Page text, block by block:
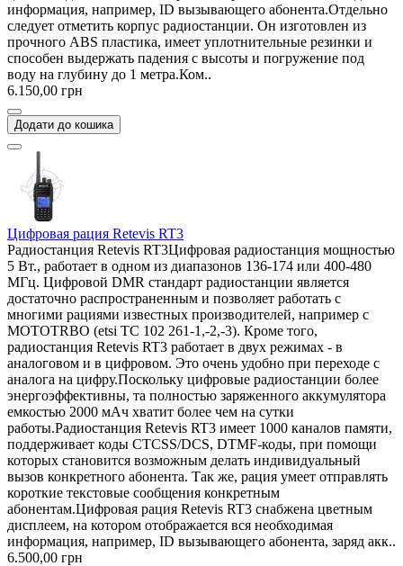
информация, например, ID вызывающего абонента.Отдельно
следует отметить корпус радиостанции. Он изготовлен из
прочного ABS пластика, имеет уплотнительные резинки и
способен выдержать падения с высоты и погружение под
воду на глубину до 1 метра.Ком..
6.150,00 грн
Додати до кошика
Цифровая рация Retevis RT3
Радиостанция Retevis RT3Цифровая радиостанция мощностью
5 Вт., работает в одном из диапазонов 136-174 или 400-480
МГц. Цифровой DMR стандарт радиостанции является
достаточно распространенным и позволяет работать с
многими рациями известных производителей, например с
MOTOTRBO (etsi TC 102 261-1,-2,-3). Кроме того,
радиостанция Retevis RT3 работает в двух режимах - в
аналоговом и в цифровом. Это очень удобно при переходе с
аналога на цифру.Поскольку цифровые радиостанции более
энергоэффективны, та полностью заряженного аккумулятора
емкостью 2000 мАч хватит более чем на сутки
работы.Радиостанция Retevis RT3 имеет 1000 каналов памяти,
поддерживает коды CTCSS/DCS, DTMF-коды, при помощи
которых становится возможным делать индивидуальный
вызов конкретного абонента. Так же, рация умеет отправлять
короткие текстовые сообщения конкретным
абонентам.Цифровая рация Retevis RT3 снабжена цветным
дисплеем, на котором отображается вся необходимая
информация, например, ID вызывающего абонента, заряд акк..
6.500,00 грн